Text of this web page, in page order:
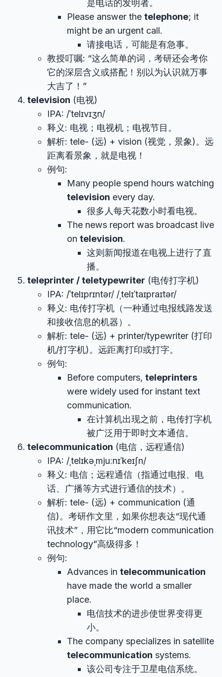
是电话的发明者。
Please answer the telephone; it
might be an urgent call.
请接电话，可能是有急事。
教授叮嘱: “这么简单的词，考研还会考你
它的深层含义或搭配！别以为认识就万事
大吉了！”
television (电视)
IPA: /ˈtelɪvɪʒn/
释义: 电视；电视机；电视节目。
解析: tele- (远) + vision (视觉，景象)。远
距离看景象，就是电视！
例句:
Many people spend hours watching
television every day.
很多人每天花数小时看电视。
The news report was broadcast live
on television.
这则新闻报道在电视上进行了直
播。
teleprinter / teletypewriter (电传打字机)
IPA: /ˈtelɪprɪntər/ /ˌtelɪˈtaɪpraɪtər/
释义: 电传打字机（一种通过电报线路发送
和接收信息的机器）。
解析: tele- (远) + printer/typewriter (打印
机/打字机)。远距离打印或打字。
例句:
Before computers, teleprinters
were widely used for instant text
communication.
在计算机出现之前，电传打字机
被广泛用于即时文本通信。
telecommunication (电信，远程通信)
IPA: /ˌtelɪkəˌmjuːnɪˈkeɪʃn/
释义: 电信；远程通信（指通过电报、电
话、广播等方式进行通信的技术）。
解析: tele- (远) + communication (通
信)。考研作文里，如果你想表达“现代通
讯技术”，用它比“modern communication
technology”高级得多！
例句:
Advances in telecommunication
have made the world a smaller
place.
电信技术的进步使世界变得更
小。
The company specializes in satellite
telecommunication systems.
该公司专注于卫星电信系统。